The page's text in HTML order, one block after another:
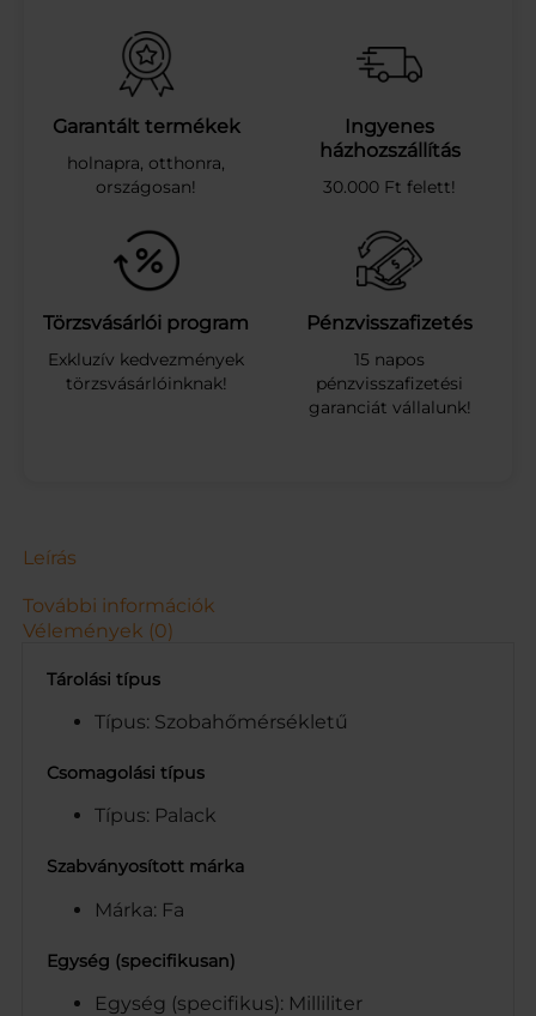
P
I
N
K
A
S
I
O
N
4
8
H
5
i
s
é
Garantált termékek
holnapra, otthonra,
országosan!
Ingyenes
házhozszállítás
30.000 Ft felett!
Törzsvásárlói program
Exkluzív kedvezmények
törzsvásárlóinknak!
Pénzvisszafizetés
15 napos
pénzvisszafizetési
garanciát vállalunk!
Leírás
További információk
Vélemények (0)
Tárolási típus
Típus: Szobahőmérsékletű
Csomagolási típus
Típus: Palack
Szabványosított márka
Márka: Fa
Egység (specifikusan)
Egység (specifikus): Milliliter